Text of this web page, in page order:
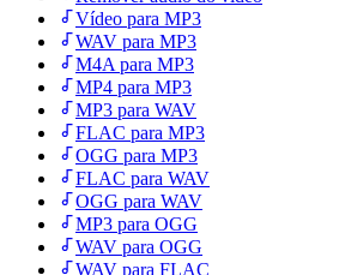
Vídeo para MP3
WAV para MP3
M4A para MP3
MP4 para MP3
MP3 para WAV
FLAC para MP3
OGG para MP3
FLAC para WAV
OGG para WAV
MP3 para OGG
WAV para OGG
WAV para FLAC